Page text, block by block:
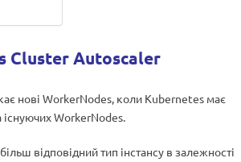
Cluster Autoscaler
нові WorkerNodes, коли Kubernetes має
існуючих WorkerNodes.
відповідний тип інстансу в залежності